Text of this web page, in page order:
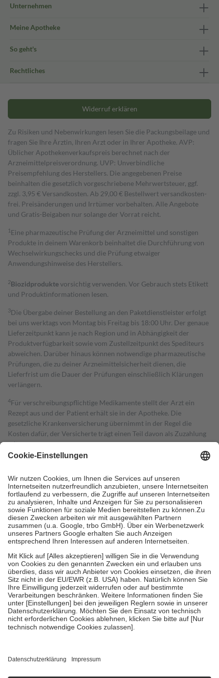
Unternehmen
Meine Apotheke
So geht's
Rechtliches
Widerruf erklären
Zu Risiken und Nebenwirkungen lesen Sie die Packungsbeilage und
fragen Sie Ihre Ärztin, Ihren Arzt oder in Ihrer Apotheke. AVP:
Üblicher Apothekenverkaufspreis berechnet nach der
Arzneimittelpreisverordnung. UVP: Unverbindliche
Preisempfehlung des Herstellers. Die angegebenen Preise
beinhalten die gesetzlich vorgeschriebene Mehrwertsteuer, ggf.
zzgl. 3,95 € Versandkosten. Ab 29,00 € Bestell­wert versand­kosten­
frei. Preisänderungen und Irrtümer vorbehalten. Alle Angebote
und Gratis-Beigaben nur solange der Vorrat reicht.
1 Eine pharmazeutische Prüfung der Arzneimittel und sonstigen
Produkte in deinem Warenkorb beinhaltet die Durchführung von
Wechselwirkungschecks und die Prüfung etwaiger
Anwendungshinweise des Herstellers.
2Biozidproduktevorsichtig verwenden. Vor Gebrauch stets Etikett
und Produktinformationen lesen.
3Die Übergabe deiner Bestellung an den Paketdienstleister erfolgt
bei uns werktags von Montag bis Freitag bis 18:00 Uhr. Der genaue
Lieferzeitpunkt kann je nach Region und in Abhängigkeit der
Produktverfügbarkeit sowie vom Zustellzeitpunkt des Spediteurs
abweichen. Darüber hinaus können notwendige pharmazeutische
Prüfungen, die zu deiner Arzneimittelsicherheit dienen, die
Lieferfrist um die Dauer der Prüfungen einschließlich Klärungen
verlängern.
4Für verschreibungspflichtige Medikamente stellt der Arzt ein
Rezept aus und der Patient erhält sie in der Apotheke. Die
gesetzliche Krankenversicherung übernimmt in der Regel die
Kosten dafür, der Versicherte trägt einen Teil davon als Zuzahlung
mit.
Grundsätzlich leisten Mitglieder Zuzahlungen in Höhe von zehn
höchstens zehn Euro.
Es sind jedoch nie mehr als die tatsächlichen
Kosten der Leistung zu entrichten.
Diese Regeln gelten grundsätzlich auch für Online-Apotheken.
Bei Heilmitteln und häuslicher Krankenpflege beträgt die
Zuzahlung zehn Prozent der Kosten sowie zehn Euro je
Verordnung.
Um das Engagement der Versicherten für ihre eigene Gesundheit zu
stärken und die besondere Stellung der Familie zu unterstützen,
fallenkeine Zuzahlungenan bei:
• Kindern und Jugendlichen bis zum vollendeten 18. Lebensjahr
mit Ausnahme der Fahrkosten
• Untersuchungen zur Vorsorge und Früherkennung, die von der
GKV getragen werden
• empfohlenen Schutzimpfungen
• Harn- und Blutteststreifen
getroffen, um sicherzustellen, dass es sich um echte Bewertungen